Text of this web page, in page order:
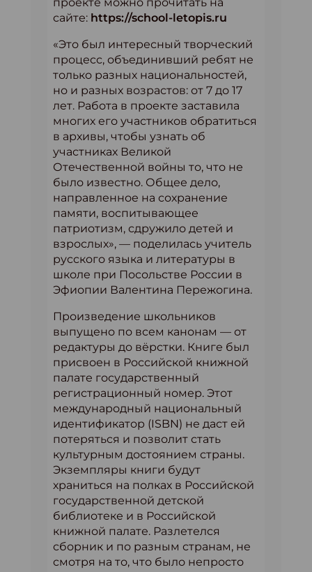
сайте: https://school-letopis.ru
«Это был интересный творческий
процесс, объединивший ребят не
только разных национальностей,
но и разных возрастов: от 7 до 17
лет. Работа в проекте заставила
многих его участников обратиться
в архивы, чтобы узнать об
участниках Великой
Отечественной войны то, что не
было известно. Общее дело,
направленное на сохранение
памяти, воспитывающее
патриотизм, сдружило детей и
взрослых», — поделилась учитель
русского языка и литературы в
школе при Посольстве России в
Эфиопии Валентина Пережогина.
Произведение школьников
выпущено по всем канонам — от
редактуры до вёрстки. Книге был
присвоен в Российской книжной
палате государственный
регистрационный номер. Этот
международный национальный
идентификатор (ISBN) не даст ей
потеряться и позволит стать
культурным достоянием страны.
Экземпляры книги будут
храниться на полках в Российской
государственной детской
библиотеке и в Российской
книжной палате. Разлетелся
сборник и по разным странам, не
смотря на то, что было непросто